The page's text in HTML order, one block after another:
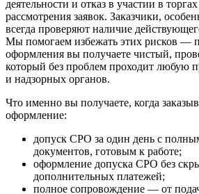
деятельности и отказ в участии в
рассмотрения заявок. Заказчики,
всегда проверяют наличие
Мы помогаем избежать этих рисков —
оформления вы получаете чистый,
который без проблем проходит любую
и надзорных органов.
Что именно вы получаете, когда
оформление:
допуск СРО за один день с
документов, готовым к работе;
оформление допуска СРО без
дополнительных платежей;
полное сопровождение — от